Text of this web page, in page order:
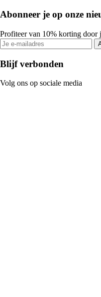
Abonneer je op onze
Profiteer van 10% korting door
Blijf verbonden
Volg ons op sociale media